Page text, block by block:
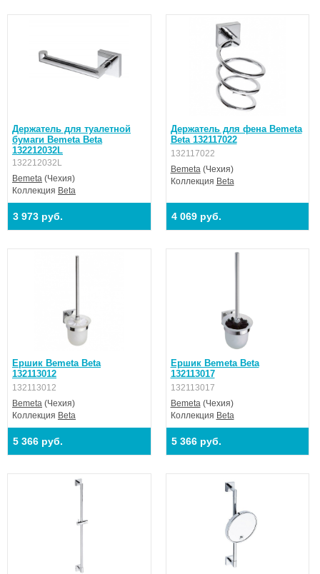
Держатель для туалетной
бумаги Bemeta Beta
132212032L
132212032L
Bemeta (Чехия)
Коллекция Beta
3 973 руб.
Держатель для фена Bemeta
Beta 132117022
132117022
Bemeta(Чехия)
Коллекция Beta
4 069 руб.
Ершик Bemeta Beta
132113012
132113012
Bemeta (Чехия)
Коллекция Beta
5 366 руб.
Ершик Bemeta Beta
132113017
132113017
Bemeta(Чехия)
Коллекция Beta
5 366 руб.